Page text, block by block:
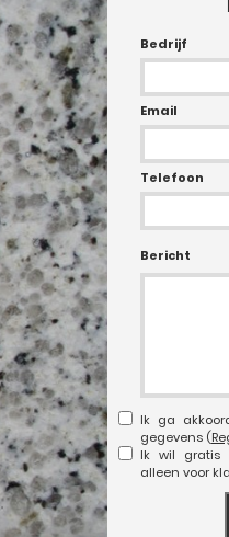
Bedrijf
Email
Telefoon
Bericht
Ik ga
gegevens (
Ik wil gratis
alleen voor